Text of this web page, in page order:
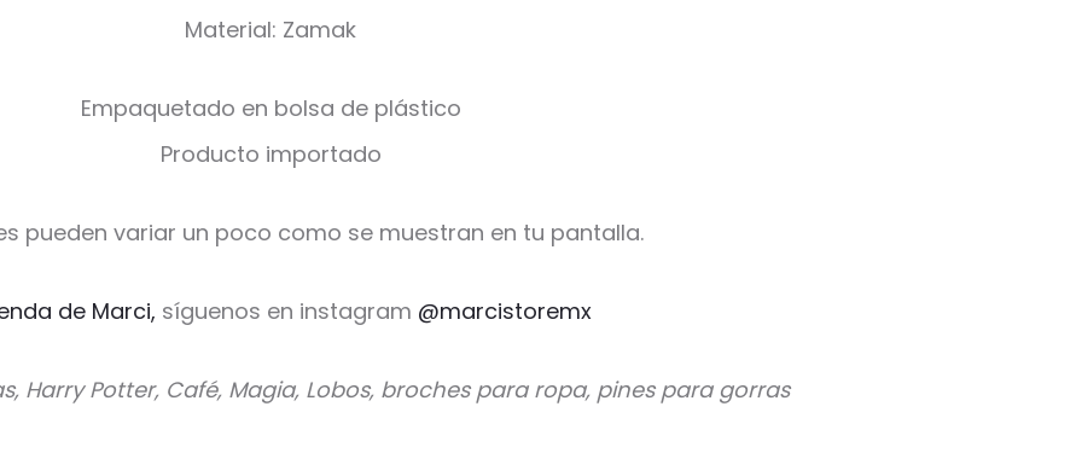
Material: Zamak
Empaquetado en bolsa de plástico
Producto importado
pueden variar un poco como se muestran en tu pantalla.
de Marci, síguenos en instagram @marcistoremx
Harry Potter, Café, Magia, Lobos, broches para ropa, pines para gorras